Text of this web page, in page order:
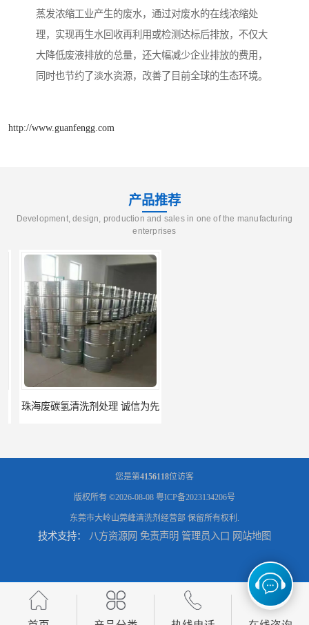
蒸发浓缩工业产生的废水，通过对废水的在线浓缩处
理，实现再生水回收再利用或检测达标后排放，不仅大
大降低废液排放的总量，还大幅减少企业排放的费用，
同时也节约了淡水资源，改善了目前全球的生态环境。
http://www.guanfengg.com
产品推荐
Development, design, production and sales in one of the manufacturing
enterprises
珠海废碳氢清洗剂处理 诚信为先
阳江回收废白电油 持之以恒为客户服务 梅州回收废碳氢清洗剂 现款交易
您是第4156118位访客
版权所有 ©2026-08-08 粤ICP备2023134206号
东莞市大岭山莞峰清洗剂经营部 保留所有权利.
技术支持： 八方资源网 免责声明 管理员入口 网站地图